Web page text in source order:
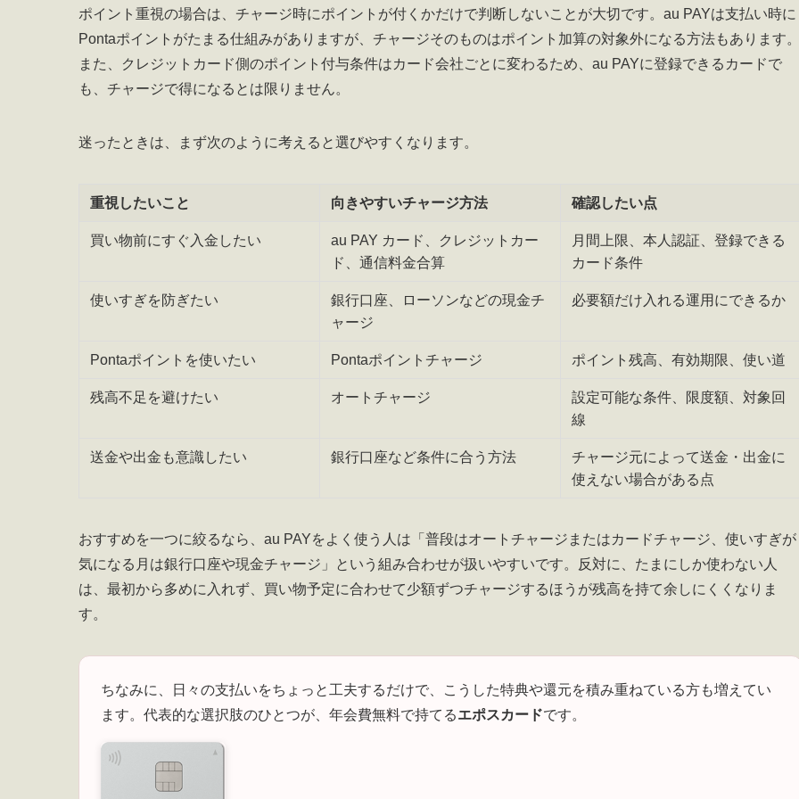
ポイント重視の場合は、チャージ時にポイントが付くかだけで判断しないことが大切です。au PAYは支払い時に
Pontaポイントがたまる仕組みがありますが、チャージそのものはポイント加算の対象外になる方法もあります
また、クレジットカード側のポイント付与条件はカード会社ごとに変わるため、au PAYに登録できるカードで
も、チャージで得になるとは限りません。
迷ったときは、まず次のように考えると選びやすくなります。
重視したいこと 向きやすいチャージ方法 確認したい点
買い物前にすぐ入金したい
au PAY カード、クレジットカー
ド、通信料金合算
月間上限、本人認証、登録できる
カード条件
使いすぎを防ぎたい
銀行口座、ローソンなどの現金チ
ャージ
必要額だけ入れる運用にできるか
Pontaポイントを使いたい Pontaポイントチャージ ポイント残高、有効期限、使い道
残高不足を避けたい オートチャージ
設定可能な条件、限度額、対象回
線
送金や出金も意識したい 銀行口座など条件に合う方法
チャージ元によって送金・出金に
使えない場合がある点
おすすめを一つに絞るなら、au PAYをよく使う人は「普段はオートチャージまたはカードチャージ、使いすぎが
気になる月は銀行口座や現金チャージ」という組み合わせが扱いやすいです。反対に、たまにしか使わない人
は、最初から多めに入れず、買い物予定に合わせて少額ずつチャージするほうが残高を持て余しにくくなりま
す。
ちなみに、日々の支払いをちょっと工夫するだけで、こうした特典や還元を積み重ねている方も増えてい
ます。代表的な選択肢のひとつが、年会費無料で持てるエポスカードです。